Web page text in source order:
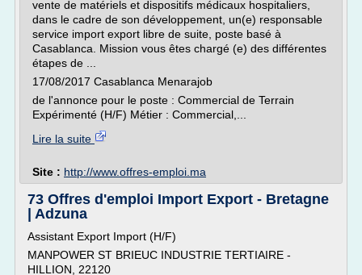
vente de matériels et dispositifs médicaux hospitaliers,
dans le cadre de son développement, un(e) responsable
service import export libre de suite, poste basé à
Casablanca. Mission vous êtes chargé (e) des différentes
étapes de ...
17/08/2017 Casablanca Menarajob
de l'annonce pour le poste : Commercial de Terrain
Expérimenté (H/F) Métier : Commercial,...
Lire la suite
Site : http://www.offres-emploi.ma
73 Offres d'emploi Import Export - Bretagne
| Adzuna
Assistant Export Import (H/F)
MANPOWER ST BRIEUC INDUSTRIE TERTIAIRE -
HILLION, 22120